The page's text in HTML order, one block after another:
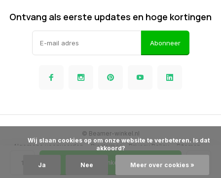
In Winkelwagen
Ontvang als eerste updates en hoge kortingen
Abonneer
Algemene voorwaarden Disclaimer Privacy Policy Sitemap
© Beamer-winkel.nl
akkoord?
Ja Nee Meer over cookies »